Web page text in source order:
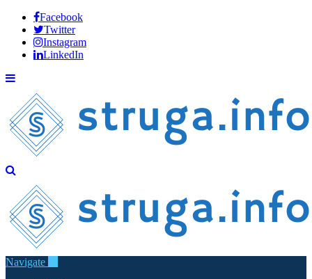
Facebook
Twitter
Instagram
LinkedIn
Navigate